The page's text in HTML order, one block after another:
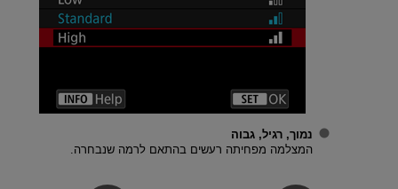
נמוך, רגיל, גבוה
המצלמה מפחיתה רעשים בהתאם לרמה שנבחרה.